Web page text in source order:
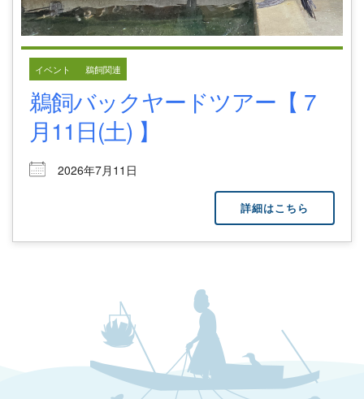
イベント 鵜飼関連
鵜飼バックヤードツアー【 7
月11日(土) 】
2026年7月11日
詳細はこちら